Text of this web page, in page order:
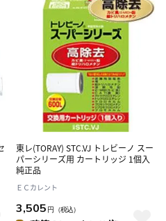
東レ(TORAY) STC.VJ トレビーノ スー
パーシリーズ用 カートリッジ 1個入
純正品
ＥＣカレント
3,505 円 （税込）